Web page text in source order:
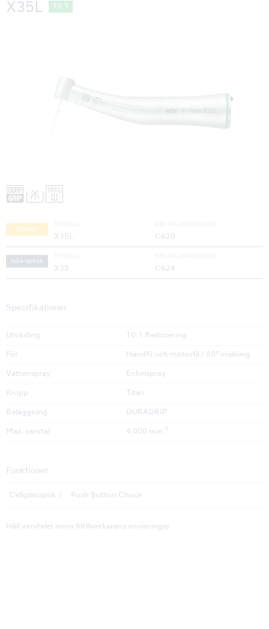
X35L 10:1
Optisk
X35L C620
Icke optisk
X35 C624
Specifikationer
Utväxling 10:1 Reducering
För Handfil och motorfil / 60° vridning
Vattenspray Enkelspray
Kropp Titan
Beläggning DURAGRIP
Max. varvtal 4,000 min -1
Funktioner
Cellglasoptik Push Button Chuck
Håll varvtalet inom filtillverkarens anvisningar.